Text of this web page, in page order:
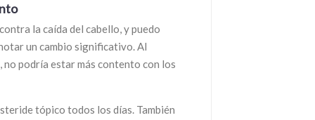
la caída del cabello, y puedo
un cambio significativo. Al
no podría estar más contento con los
tópico todos los días. También